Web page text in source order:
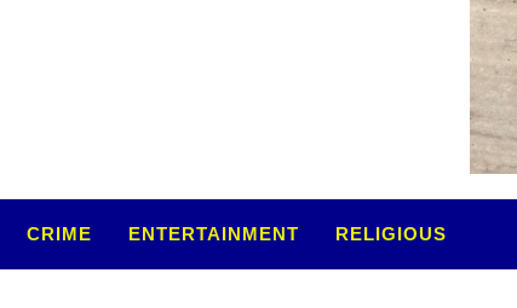
CRIME ENTERTAINMENT RELIGIOUS